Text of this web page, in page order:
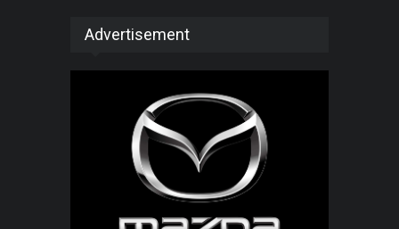
Advertisement